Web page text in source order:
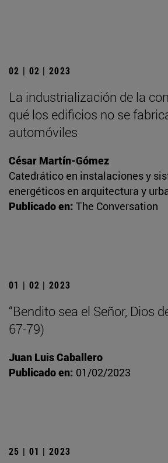
02 | 02 | 2023
La industrialización de la
qué los edificios no se
automóviles
César Martín-Gómez
Catedrático en instalaciones y
energéticos en arquitectura y
Publicado en: The Conversation
01 | 02 | 2023
“Bendito sea el Señor, Dios
67-79)
Juan Luis Caballero
Publicado en: 01/02/2023
25 | 01 | 2023